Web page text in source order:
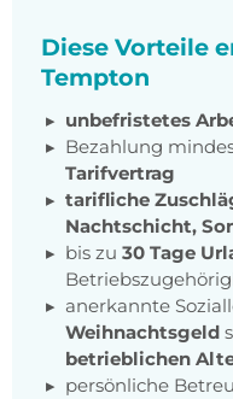
Diese Vorteile
Tempton
unbefristetes
Bezahlung
Tarifvertrag
tarifliche
Nachtschicht,
bis zu 30 Tage
anerkannte
Weihnachtsgeld
betrieblichen
persönliche